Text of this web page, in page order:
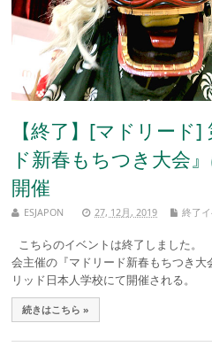
【終了】[マドリード
ド新春もちつき大会
開催
ESJAPON 27, 12月, 2019 終了
こちらのイベントは終了しました
会主催の『マドリード新春もちつき
リッド日本人学校にて開催される。
続きはこちら »